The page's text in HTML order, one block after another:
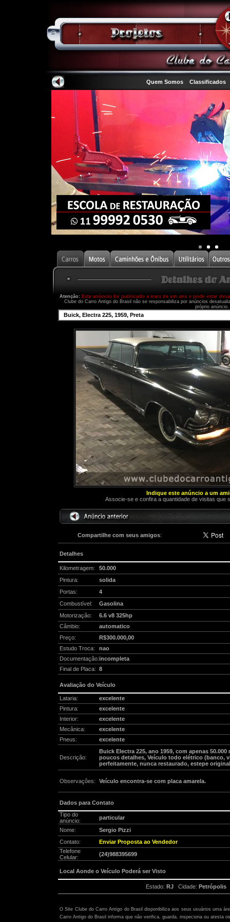
Quem Somos Classificados
Atenção: Este anúncio foi publicado a mais de um ano e pode estar
Clube do Carro Antigo do Brasil não se responsabiliza por anúncios
próprio anúncio.
Buick, Electra 225, 1959, Preta
Indique este anúncio a um
Associe-se e confira a quantidade de visitas que
Compartilhe com seus amigos:
Detalhes
Kilometragem:
50.000
Pintura:
solida
Portas:
4
Combustível:
Gasolina
Motorização:
6.6 v8 325hp
Câmbio:
automatico
Preço:
R$300.000,00
Estudo Troca:
nao
Documentação:incompleta
Final de Placa: 8
Avaliação do Veículo
Lataria:
excelente
Pintura:
excelente
Interior:
excelente
Mecânica:
excelente
Pneus:
excelente
Descrição:
Buick Electra 225, ano 1959, com apenas
poucos detalhes, Veículo todo elétrico (banco,
perfeitamente, nunca restaurado, estepe
Observações: Veículo encontra-se com placa amarela.
Dados para Contato
Tipo do
anúncio:
particular
Nome:
Sergio Pizzi
Contato:
Enviar Proposta ao Vendedor
Telefone
Celular:
(24)988395699
Local Aonde o Veículo Poderá ser Visto
Estado: RJ Cidade: Petrópolis
O Site Clube do Carro Antigo do Brasil disponibiliza aos seus usuários uma
Carro Antigo do Brasil informa que não verifica, guarda, inspeciona ou atesta